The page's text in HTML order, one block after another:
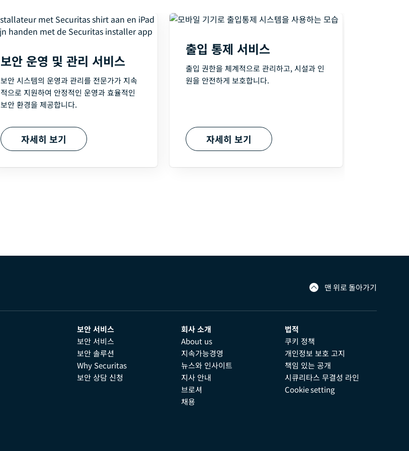
보안 운영 및 관리 서비스
보안 시스템의 운영과 관리를 전문가가 지속
적으로 지원하여 안정적인 운영과 효율적인
보안 환경을 제공합니다.
자세히 보기
출입 통제 서비스
출입 권한을 체계적으로 관리하고, 시설과 인
원을 안전하게 보호합니다.
자세히 보기
맨 위로 돌아가기
보안 서비스
보안 서비스
보안 솔루션
Why Securitas
보안 상담 신청
회사 소개
About us
지속가능경영
뉴스와 인사이트
지사 안내
브로셔
채용
법적
쿠키 정책
개인정보 보호 고지
책임 있는 공개
시큐리타스 무결성 라인
Cookie setting